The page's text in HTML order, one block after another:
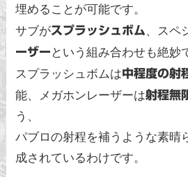
埋めることが可能です。
サブがスプラッシュボム、スペ
ーザー という組み合わせも絶妙
スプラッシュボムは中程度の射
能、メガホンレーザーは射程無
う、
パブロの射程を補うような素晴
成されているわけです。